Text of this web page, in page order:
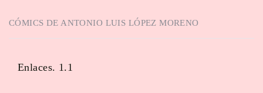
CÓMICS DE ANTONIO LUIS LÓPEZ MORENO
Enlaces. 1.1